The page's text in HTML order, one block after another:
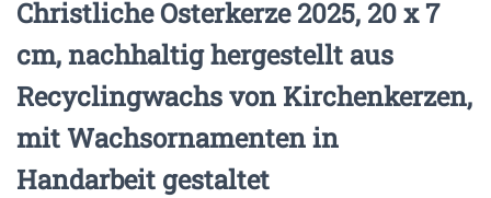
Christliche Osterkerze 2025, 20 x 7
cm, nachhaltig hergestellt aus
Recyclingwachs von Kirchenkerzen,
mit Wachsornamenten in
Handarbeit gestaltet